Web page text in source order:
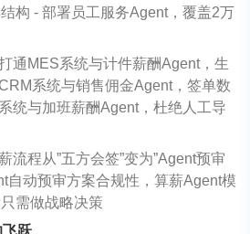
构 - 部署员工服务Agent，覆盖2万
通 MES系统与计件薪酬Agent，生
CRM系统与销售佣金Agent，签单数
统与加班薪酬Agent，杜绝人工导
流程从”五方会签”变为”Agent预审
自动预审方案合规性，算薪Agent模
需做战略决策
飞跃